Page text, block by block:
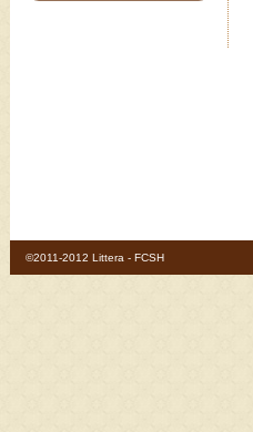
©2011-2012 Littera - FCSH